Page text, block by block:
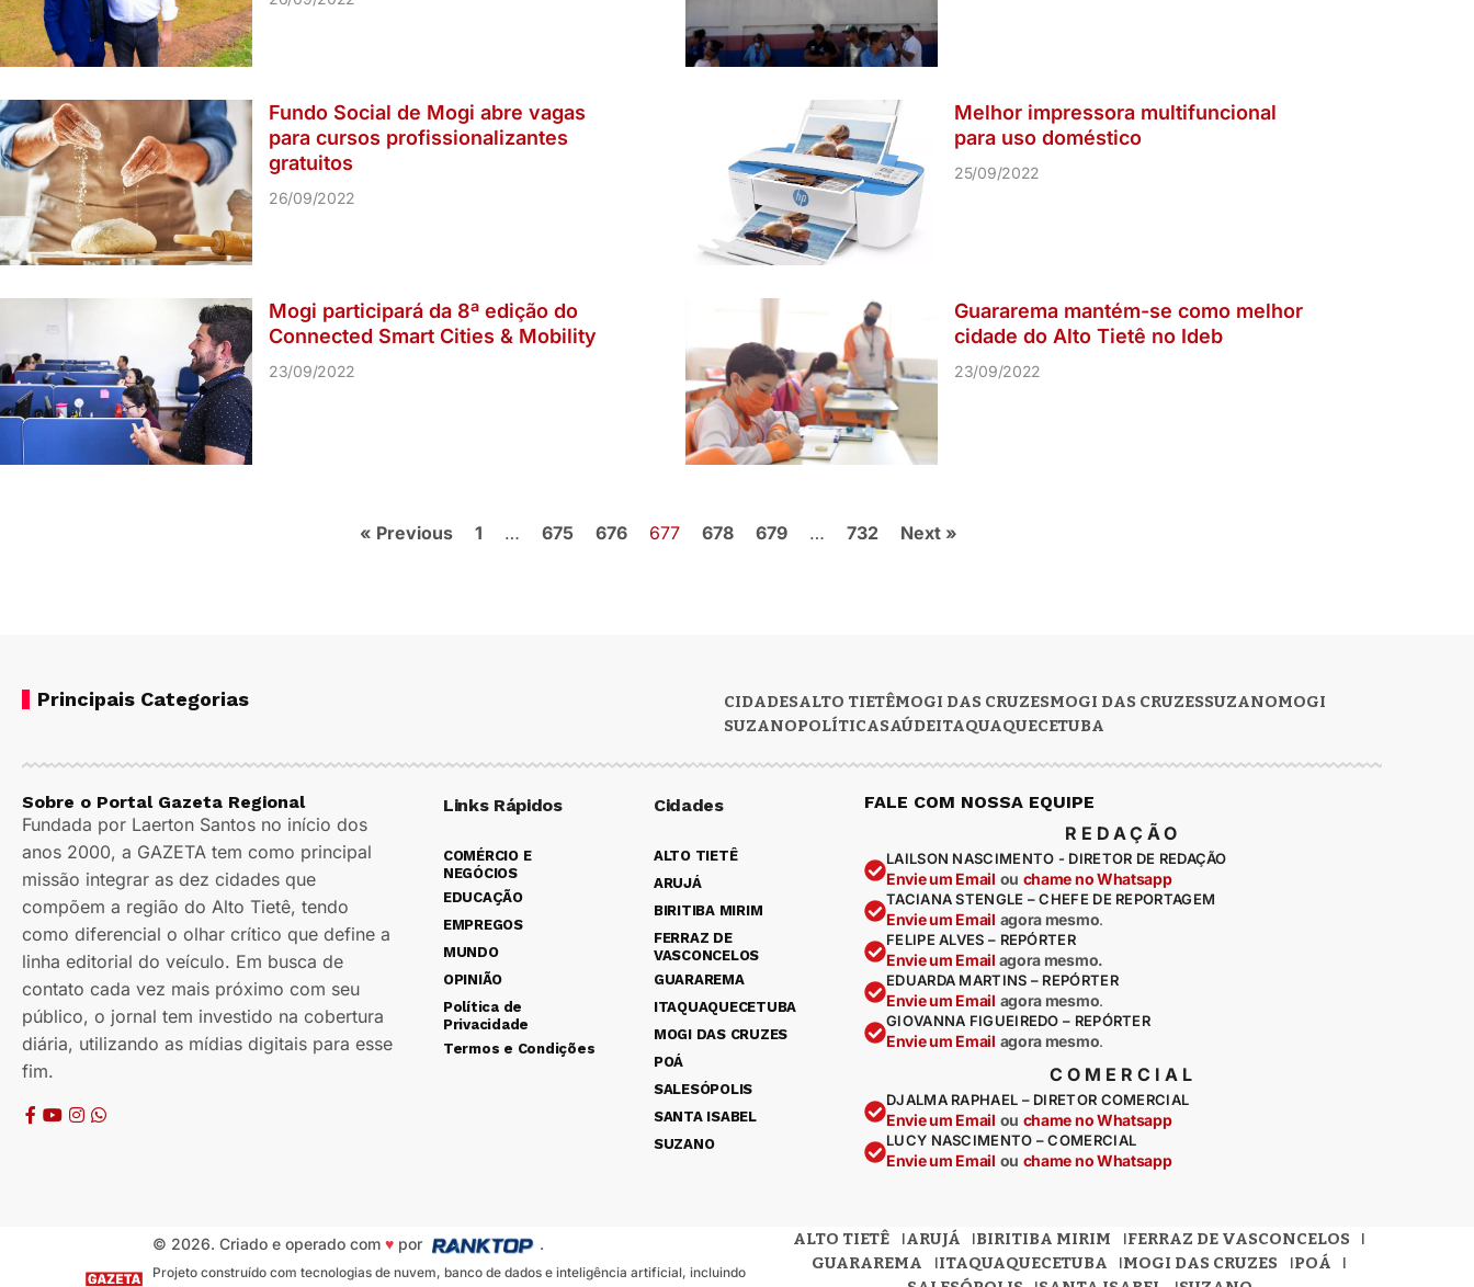
Fundo Social de Mogi abre vagas
para cursos profissionalizantes
gratuitos
26/09/2022
Melhor impressora multifuncional
para uso doméstico
25/09/2022
Mogi participará da 8ª edição do
Connected Smart Cities & Mobility
23/09/2022
Guararema mantém-se como melhor
cidade do Alto Tietê no Ideb
23/09/2022
« Previous 1 … 675 676 677 678 679 … 732 Next »
Principais Categorias CIDADESALTO TIETÊMOGI DAS CRUZESMOGI DAS CRUZESSUZANOMOGI
SUZANOPOLÍTICASAÚDEITAQUAQUECETUBA
Sobre o Portal Gazeta Regional
Fundada por Laerton Santos no início dos
anos 2000, a GAZETA tem como principal
missão integrar as dez cidades que
compõem a região do Alto Tietê, tendo
como diferencial o olhar crítico que define a
linha editorial do veículo. Em busca de
contato cada vez mais próximo com seu
público, o jornal tem investido na cobertura
diária, utilizando as mídias digitais para esse
fim.
Links Rápidos
COMÉRCIO E
NEGÓCIOS
EDUCAÇÃO
EMPREGOS
MUNDO
OPINIÃO
Política de
Privacidade
Termos e Condições
Cidades
ALTO TIETÊ
ARUJÁ
BIRITIBA MIRIM
FERRAZ DE
VASCONCELOS
GUARAREMA
ITAQUAQUECETUBA
MOGI DAS CRUZES
POÁ
SALESÓPOLIS
SANTA ISABEL
SUZANO
FALE COM NOSSA EQUIPE
REDAÇÃO
LAILSON NASCIMENTO - DIRETOR DE REDAÇÃO
Envie um Email ou chame no Whatsapp
TACIANA STENGLE – CHEFE DE REPORTAGEM
Envie um Email agora mesmo.
FELIPE ALVES – REPÓRTER
Envie um Email agora mesmo.
EDUARDA MARTINS – REPÓRTER
Envie um Email agora mesmo.
GIOVANNA FIGUEIREDO – REPÓRTER
Envie um Email agora mesmo.
COMERCIAL
DJALMA RAPHAEL – DIRETOR COMERCIAL
Envie um Email ou chame no Whatsapp
LUCY NASCIMENTO – COMERCIAL
Envie um Email ou chame no Whatsapp
© 2026. Criado e operado com ♥por .
Projeto construído com tecnologias de nuvem, banco de dados e inteligência artificial, incluindo
ALTO TIETÊ ARUJÁ BIRITIBA MIRIM
FERRAZ DE VASCONCELOS
GUARAREMA
ITAQUAQUECETUBA MOGI DAS CRUZES
POÁ